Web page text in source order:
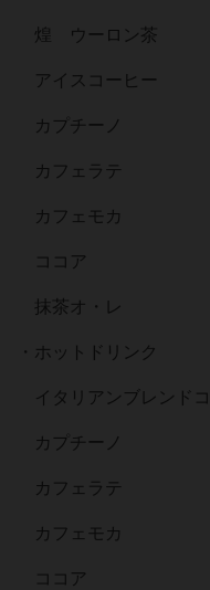
煌 ウーロン茶
アイスコーヒー
カプチーノ
カフェラテ
カフェモカ
ココア
抹茶オ・レ
・ホットドリンク
イタリアンブレンド
カプチーノ
カフェラテ
カフェモカ
ココア